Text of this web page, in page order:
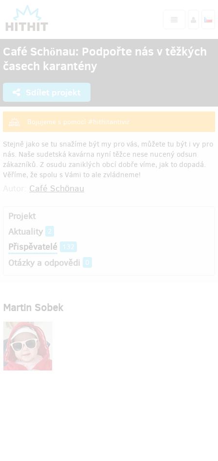
Café Schönau: Podpořte nás v těžkých
časech karantény
Sdílet projekt
Bojujeme s pomocí #hithitantivir
Stejně jako se tu snažíme být my pro vás, můžete tu být i vy pro
nás. Naše sudetská kavárna nyní těžce nese nucený odsun
zákazníků. Z osudu zaniklých obcí dobře víme, jak to dopadá.
Věříme, že spolu s Vámi to ale zvládneme!
Café Schönau
Projekt
Aktuality 2
Přispěvatelé 132
Otázky a odpovědi 0
Martin Sobek